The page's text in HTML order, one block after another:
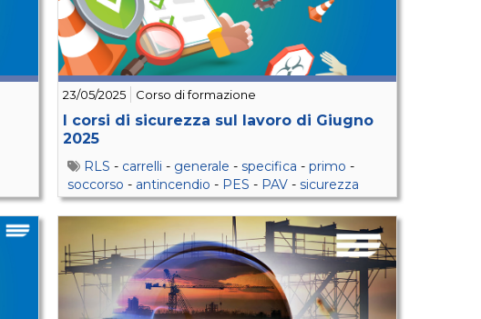
23/05/2025 Corso di formazione
I corsi di sicurezza sul lavoro di Giugno
2025
RLS - carrelli - generale - specifica - primo -
soccorso - antincendio - PES - PAV- sicurezza